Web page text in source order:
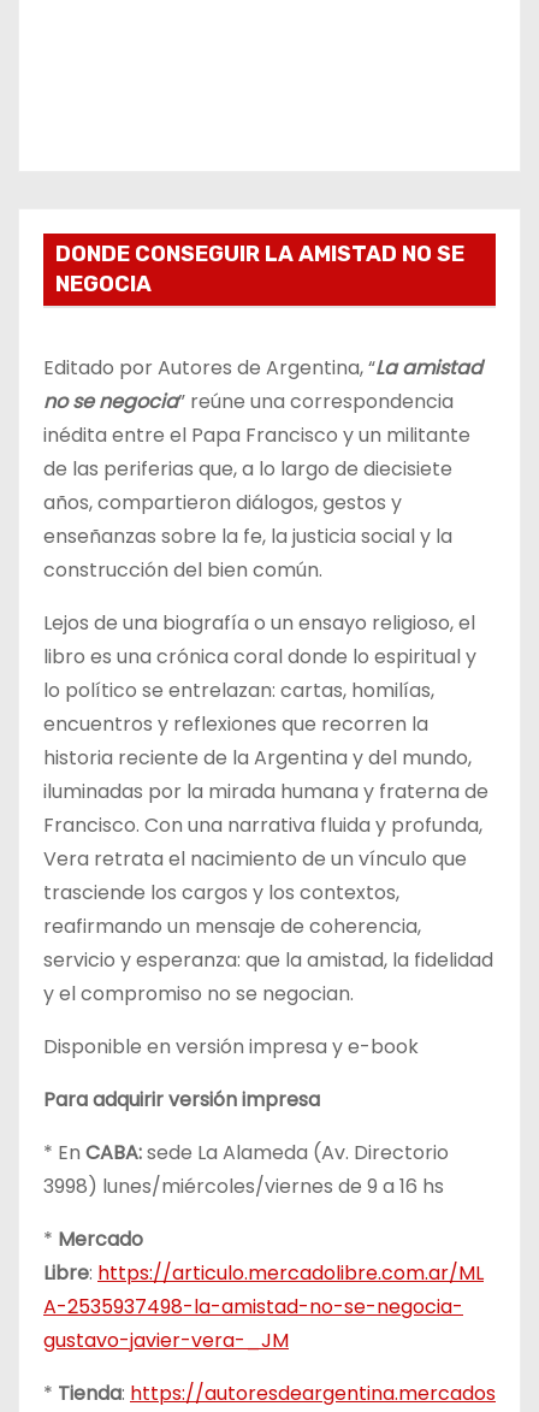
DONDE CONSEGUIR LA AMISTAD NO SE
NEGOCIA
Editado por Autores de Argentina, “La amistad
no se negocia” reúne una correspondencia
inédita entre el Papa Francisco y un militante
de las periferias que, a lo largo de diecisiete
años, compartieron diálogos, gestos y
enseñanzas sobre la fe, la justicia social y la
construcción del bien común.
Lejos de una biografía o un ensayo religioso, el
libro es una crónica coral donde lo espiritual y
lo político se entrelazan: cartas, homilías,
encuentros y reflexiones que recorren la
historia reciente de la Argentina y del mundo,
iluminadas por la mirada humana y fraterna de
Francisco. Con una narrativa fluida y profunda,
Vera retrata el nacimiento de un vínculo que
trasciende los cargos y los contextos,
reafirmando un mensaje de coherencia,
servicio y esperanza: que la amistad, la fidelidad
y el compromiso no se negocian.
Disponible en versión impresa y e-book
Para adquirir versión impresa
* En CABA:sede La Alameda (Av. Directorio
3998) lunes/miércoles/viernes de 9 a 16 hs
* Mercado
Libre: https://articulo.mercadolibre.com.ar/ML
A-2535937498-la-amistad-no-se-negocia-
gustavo-javier-vera-_JM
* Tienda: https://autoresdeargentina.mercados